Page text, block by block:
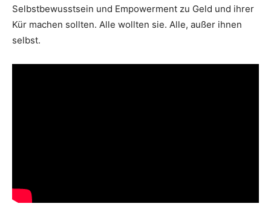
Selbstbewusstsein und Empowerment zu Geld und ihrer
Kür machen sollten. Alle wollten sie. Alle, außer ihnen
selbst.